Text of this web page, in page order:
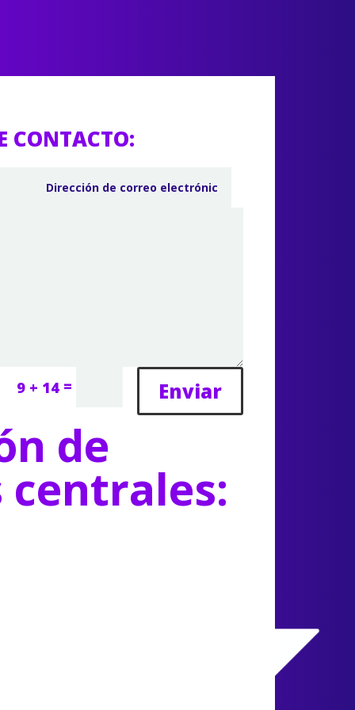
CONTACTO:
9 + 14 = Enviar
de